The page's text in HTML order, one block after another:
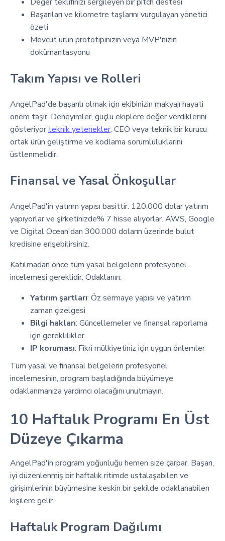
Başarıları ve kilometre taşlarını vurgulayan yönetici
özeti
Mevcut ürün prototipinizin veya MVP'nizin
dokümantasyonu
Takım Yapısı ve Rolleri
AngelPad'de başarılı olmak için ekibinizin makyajı hayati
önem taşır. Deneyimler, güçlü ekiplere değer verdiklerini
gösteriyor teknik yetenekler. CEO veya teknik bir kurucu
ortak ürün geliştirme ve kodlama sorumluluklarını
üstlenmelidir.
Finansal ve Yasal Önkoşullar
AngelPad'in yatırım yapısı basittir. 120.000 dolar yatırım
yapıyorlar ve şirketinizde% 7 hisse alıyorlar. AWS, Google
ve Digital Ocean'dan 300.000 doların üzerinde bulut
kredisine erişebilirsiniz.
Katılmadan önce tüm yasal belgelerin profesyonel
incelemesi gereklidir. Odaklanın:
Yatırım şartları: Öz sermaye yapısı ve yatırım
zaman çizelgesi
Bilgi hakları: Güncellemeler ve finansal raporlama
için gereklilikler
IP koruması: Fikri mülkiyetiniz için uygun önlemler
Tüm yasal ve finansal belgelerin profesyonel
incelemesinin, program başladığında büyümeye
odaklanmanıza yardımcı olacağını unutmayın.
10 Haftalık Programı En Üst
Düzeye Çıkarma
AngelPad'in program yoğunluğu hemen size çarpar. Başarı,
iyi düzenlenmiş bir haftalık ritimde ustalaşabilen ve
girişimlerinin büyümesine keskin bir şekilde odaklanabilen
kişilere gelir.
Haftalık Program Dağılımı